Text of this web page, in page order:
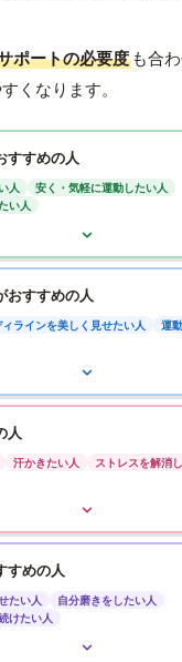
ポートの必要度 も合
くなります。
すすめの人
人
安く・気軽に運動したい人
い人
おすすめの人
ラインを美しく見せたい人 運
人
汗かきたい人 ストレスを解消
すめの人
たい人
自分磨きをしたい人
けたい人